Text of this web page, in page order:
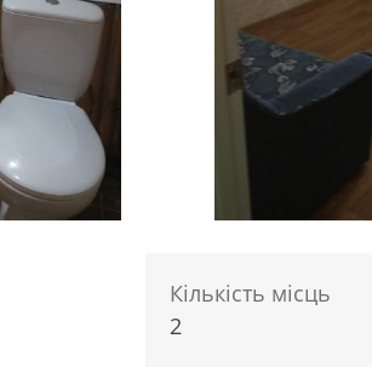
Кількість місць
2